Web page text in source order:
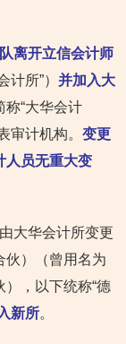
离开立信会计师
计所”） 并加入大
称“大华会计
审计机构。 变更
人员无重大变
大华会计所变更
伙）（曾用名为
，以下统称“德
新所。